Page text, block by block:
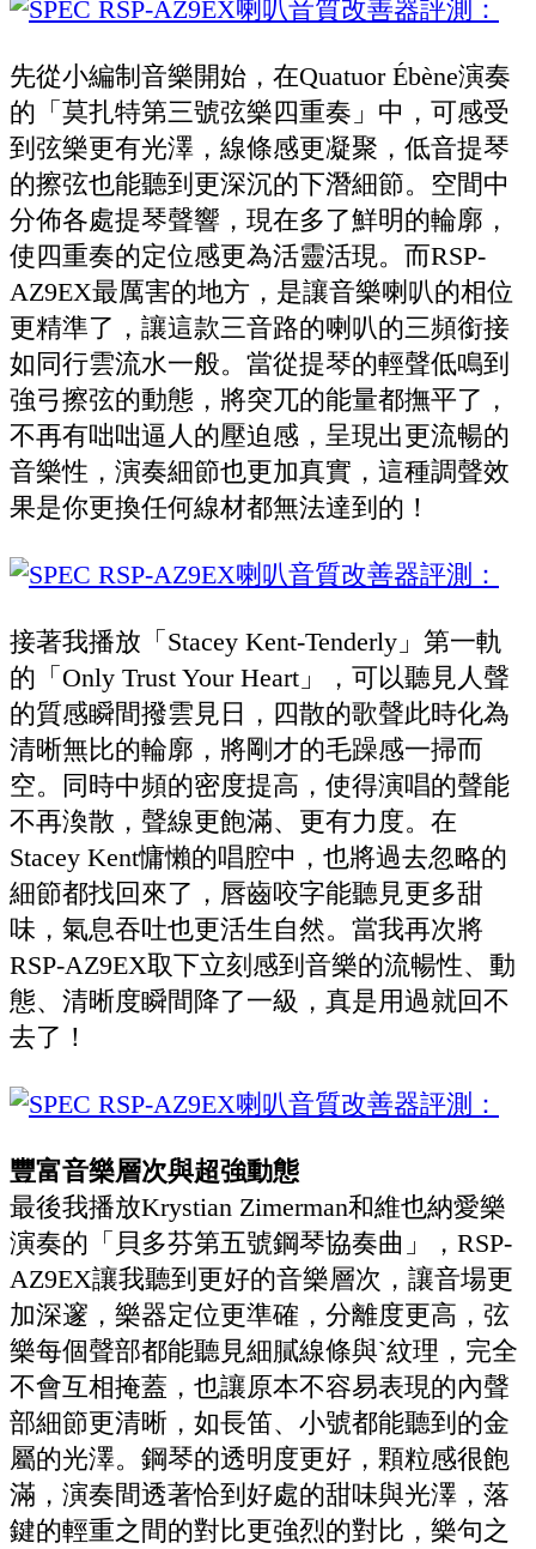
先從小編制音樂開始，在Quatuor Ébène演奏
的「莫扎特第三號弦樂四重奏」中，可感受
到弦樂更有光澤，線條感更凝聚，低音提琴
的擦弦也能聽到更深沉的下潛細節。空間中
分佈各處提琴聲響，現在多了鮮明的輪廓，
使四重奏的定位感更為活靈活現。而RSP-
AZ9EX最厲害的地方，是讓音樂喇叭的相位
更精準了，讓這款三音路的喇叭的三頻銜接
如同行雲流水一般。當從提琴的輕聲低鳴到
強弓擦弦的動態，將突兀的能量都撫平了，
不再有咄咄逼人的壓迫感，呈現出更流暢的
音樂性，演奏細節也更加真實，這種調聲效
果是你更換任何線材都無法達到的！
接著我播放「Stacey Kent-Tenderly」第一軌
的「Only Trust Your Heart」，可以聽見人聲
的質感瞬間撥雲見日，四散的歌聲此時化為
清晰無比的輪廓，將剛才的毛躁感一掃而
空。同時中頻的密度提高，使得演唱的聲能
不再渙散，聲線更飽滿、更有力度。在
Stacey Kent慵懶的唱腔中，也將過去忽略的
細節都找回來了，唇齒咬字能聽見更多甜
味，氣息吞吐也更活生自然。當我再次將
RSP-AZ9EX取下立刻感到音樂的流暢性、動
態、清晰度瞬間降了一級，真是用過就回不
去了！
豐富音樂層次與超強動態
最後我播放Krystian Zimerman和維也納愛樂
演奏的「貝多芬第五號鋼琴協奏曲」，RSP-
AZ9EX讓我聽到更好的音樂層次，讓音場更
加深邃，樂器定位更準確，分離度更高，弦
樂每個聲部都能聽見細膩線條與ˋ紋理，完全
不會互相掩蓋，也讓原本不容易表現的內聲
部細節更清晰，如長笛、小號都能聽到的金
屬的光澤。鋼琴的透明度更好，顆粒感很飽
滿，演奏間透著恰到好處的甜味與光澤，落
鍵的輕重之間的對比更強烈的對比，樂句之